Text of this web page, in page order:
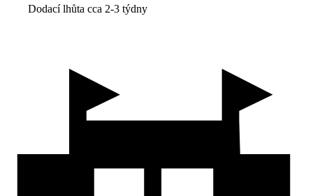
Dodací lhůta cca 2-3 týdny